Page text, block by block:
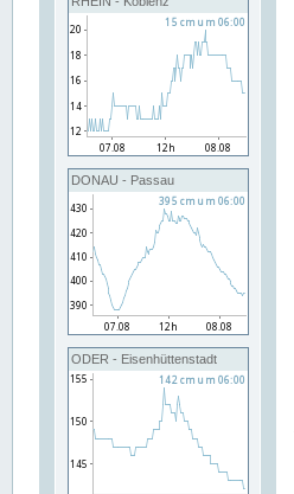
DONAU - Passau
ODER - Eisenhüttenstadt